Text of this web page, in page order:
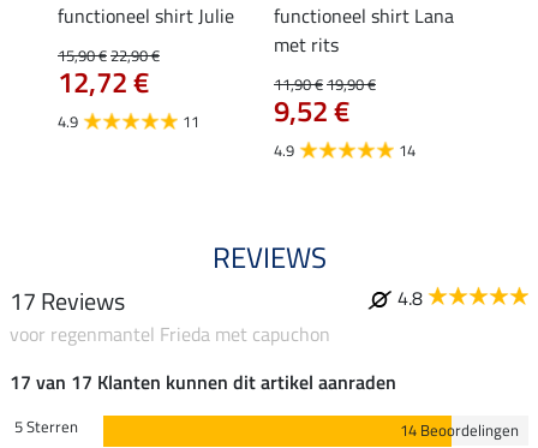
functioneel shirt Julie
15,90 €22,90 €
12,72 €
4.9 11
functioneel shirt Lana
met rits
11,90 €19,90 €
9,52 €
4.9 14
REVIEWS
17 Reviews
4.8
voor regenmantel Frieda met capuchon
17 van 17 Klanten kunnen dit artikel aanraden
5 Sterren
14 Beoordelingen